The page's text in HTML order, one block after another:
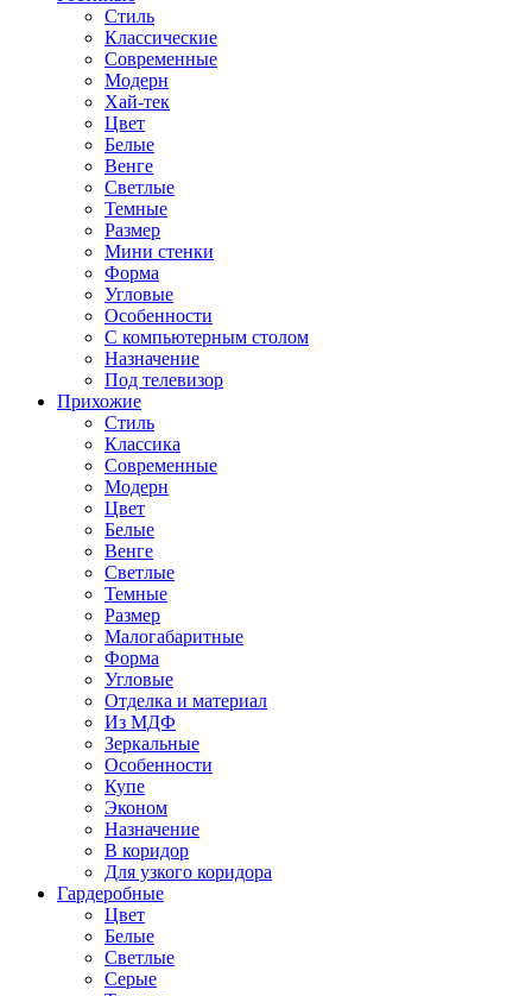
Стиль
Классические
Современные
Модерн
Хай-тек
Цвет
Белые
Венге
Светлые
Темные
Размер
Мини стенки
Форма
Угловые
Особенности
С компьютерным столом
Назначение
Под телевизор
Прихожие
Стиль
Классика
Современные
Модерн
Цвет
Белые
Венге
Светлые
Темные
Размер
Малогабаритные
Форма
Угловые
Отделка и материал
Из МДФ
Зеркальные
Особенности
Купе
Эконом
Назначение
В коридор
Для узкого коридора
Гардеробные
Цвет
Белые
Светлые
Серые